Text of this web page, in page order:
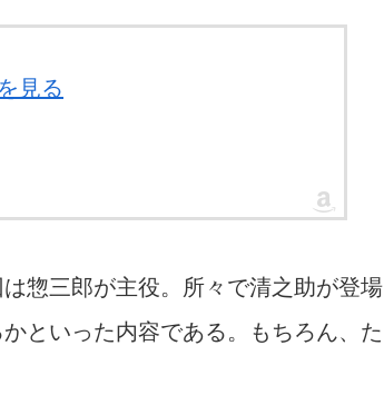
見る
惣三郎が主役。所々で清之助が登場
といった内容である。もちろん、た